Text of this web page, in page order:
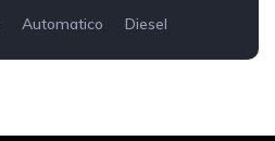
Automatico Diesel